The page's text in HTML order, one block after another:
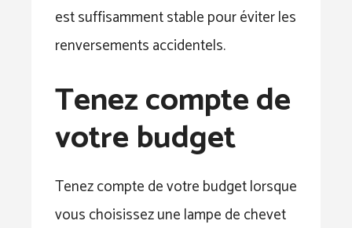
est suffisamment stable pour éviter les
renversements accidentels.
Tenez compte de
votre budget
Tenez compte de votre budget lorsque
vous choisissez une lampe de chevet